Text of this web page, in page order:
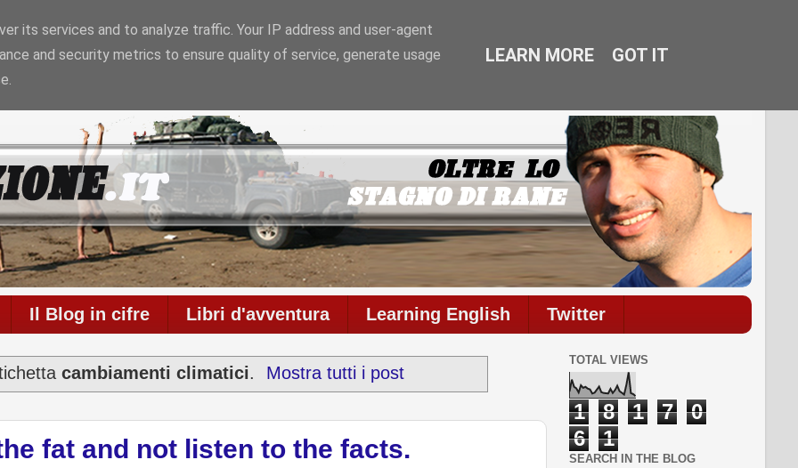
Il Blog in cifre Libri d'avventura Learning English Twitter
cambiamenti climatici. Mostra tutti i post
fat and not listen to the facts.
TOTAL VIEWS
1 8 1 7
0
6
1
SEARCH IN THE BLOG
its services and to analyze traffic. Your IP address and user-agent
and security metrics to ensure quality of service, generate usage
LEARN MORE GOT IT